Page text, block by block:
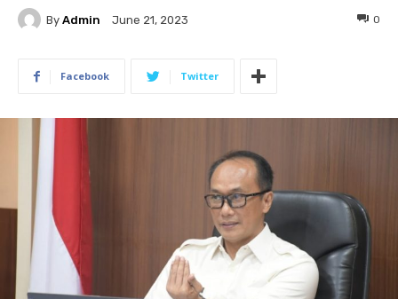
By Admin June 21, 2023 0
Facebook Twitter